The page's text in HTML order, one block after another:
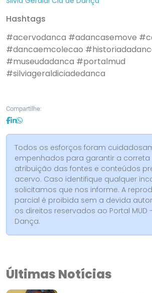
Hashtags
#acervodanca #adancasemove
#dancaemcolecao
#museudadanca #portalmud
#silviageraldiciadedanca
Compartilhe:
Todos os esforços foram
empenhados para garantir a
atribuição das fontes e conteúdos
acervo. Caso identifique qualquer
solicitamos que nos informe. A
parcial é proibida sem a devida
os direitos reservados ao Portal MUD
Dança.
Últimas Notícias